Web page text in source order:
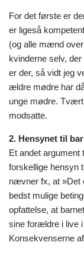
For det første er
er ligeså
(og alle mænd
kvinderne selv,
er der, så vidt jeg
ældre mødre har
unge mødre.
modsatte.
2. Hensynet til
Et andet
forskellige hensyn
nævner fx, at »Det
bedst mulige
opfattelse, at
sine forældre i live
Konsekvenserne